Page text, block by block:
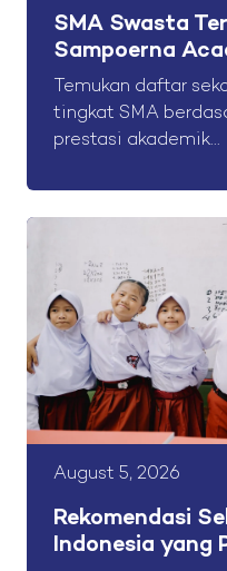
SMA Swasta
Sampoerna
Temukan daftar
tingkat SMA
prestasi akademik...
August 5, 2026
Rekomendasi
Indonesia yang